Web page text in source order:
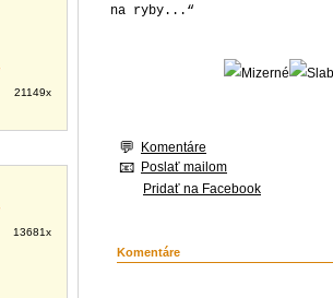
21149x
13681x
na ryby...“
Komentáre
Poslať mailom
Pridať na Facebook
Komentáre